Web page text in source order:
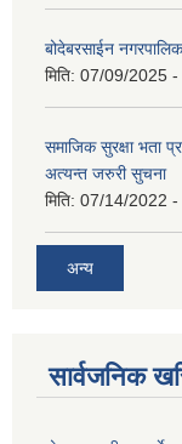
बोदेबरसाईन
मिति: 07/09/2025 -
समाजिक सुरक्षा भता
अत्यन्त जरुरी सुचना
मिति: 07/14/2022 -
अन्य
सार्वजनिक